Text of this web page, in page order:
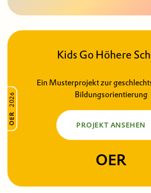
OER
2026
Kids Go Höhere
Ein Musterprojekt zur
Bildungsorientierung
PROJEKT ANSEHEN
OER